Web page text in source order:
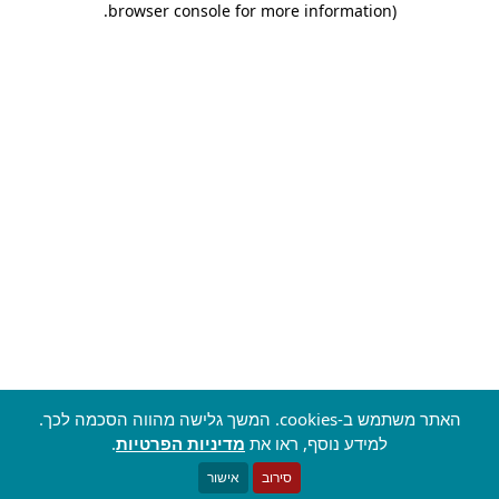
browser console for more information)
.
האתר משתמש ב-cookies. המשך גלישה מהווה הסכמה לכך.
למידע נוסף, ראו את מדיניות הפרטיות.
סירוב אישור